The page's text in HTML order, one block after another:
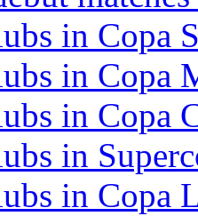
in Copa
in Copa
in Copa
in
in Copa